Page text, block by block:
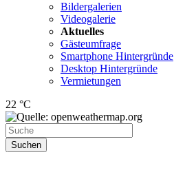
Bildergalerien
Videogalerie
Aktuelles
Gästeumfrage
Smartphone Hintergründe
Desktop Hintergründe
Vermietungen
22 °C
Suchen